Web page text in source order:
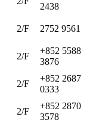
2438
2/F 2752 9561
2/F
+852 5588
3876
2/F
+852 2687
0333
2/F
+852 2870
3578